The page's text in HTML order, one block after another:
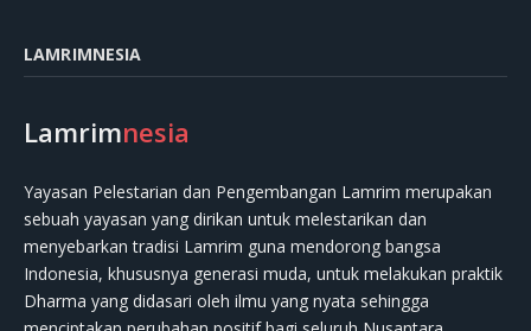
LAMRIMNESIA
Lamrimnesia
Yayasan Pelestarian dan Pengembangan Lamrim merupakan
sebuah yayasan yang dirikan untuk melestarikan dan
menyebarkan tradisi Lamrim guna mendorong bangsa
Indonesia, khususnya generasi muda, untuk melakukan praktik
Dharma yang didasari oleh ilmu yang nyata sehingga